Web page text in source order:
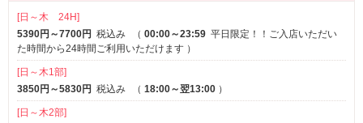
1名利用可
サービス
ルームサービス
[日～木 24H]
5390円～7700円 税込み （ 00:00～23:59 平日限定！！ご入店いただい
た時間から24時間ご利用いただけます ）
[日～木1部]
3850円～5830円 税込み （ 18:00～翌13:00 ）
[日～木2部]